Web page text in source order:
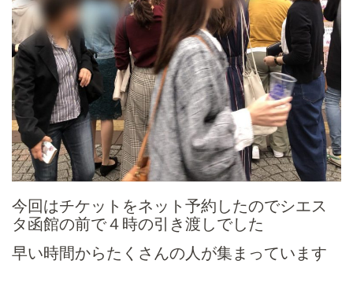
今回はチケットをネット予約したのでシエス
タ函館の前で４時の引き渡しでした
早い時間からたくさんの人が集まっています